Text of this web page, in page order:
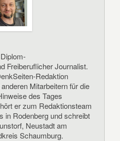
Freiberuflicher Journalist.
Redaktion
Mitarbeitern für die
des Tages
er zum Redaktionsteam
in Rodenberg und schreibt
Neustadt am
Schaumburg.